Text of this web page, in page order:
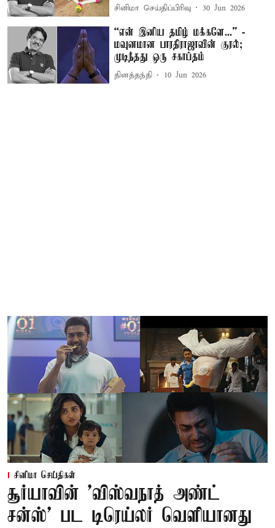
சினிமா செய்திப்பிரிவு 30 Jun 2026
“என் இனிய தமிழ் மக்களே...” -
மவுனமான பாரதிராஜாவின் குரல்;
முடிந்தது ஒரு சகாப்தம்
தினத்தந்தி 10 Jun 2026
சினிமா செய்திகள்
சூர்யாவின் 'விஸ்வநாத் அண்ட்
சன்ஸ்' பட டிரெய்லர் வெளியானது